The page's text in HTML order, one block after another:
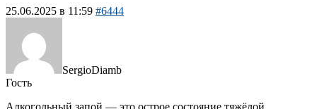
25.06.2025 в 11:59 #6444
SergioDiamb
Гость
Алкогольный запой — это острое состояние тяжёлой